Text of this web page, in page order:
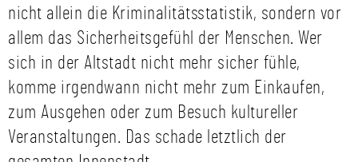
nicht allein die Kriminalitätsstatistik, sondern vor
allem das Sicherheitsgefühl der Menschen. Wer
sich in der Altstadt nicht mehr sicher fühle,
komme irgendwann nicht mehr zum Einkaufen,
zum Ausgehen oder zum Besuch kultureller
Veranstaltungen. Das schade letztlich der